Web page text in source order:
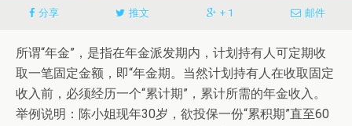
分享 推文 + 1 邮件
所谓“年金”，是指在年金派发期内，计划持有人可定期收
取一笔固定金额，即“年金期。当然计划持有人在收取固定
收入前，必须经历一个“累计期”，累计所需的年金收入。
举例说明：陈小姐现年30岁，欲投保一份“累积期”直至60